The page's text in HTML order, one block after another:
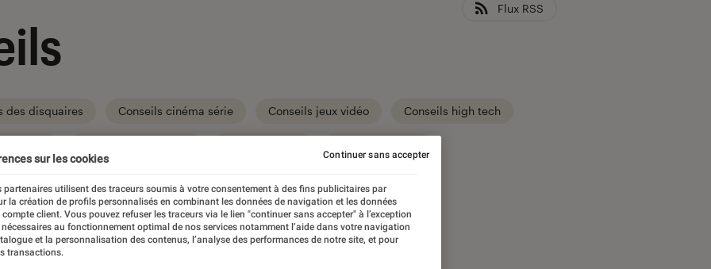
Flux RSS
des disquaires Conseils cinéma série Conseils jeux vidéo Conseils high tech
sur les cookies
partenaires utilisent des traceurs soumis à votre consentement à des fins publicitaires par
la création de profils personnalisés en combinant les données de navigation et les données
compte client. Vous pouvez refuser les traceurs via le lien "continuer sans accepter" à l’exception
au fonctionnement optimal de nos services notamment l’aide dans votre navigation
et la personnalisation des contenus, l’analyse des performances de notre site, et pour
transactions.
Continuer sans accepter